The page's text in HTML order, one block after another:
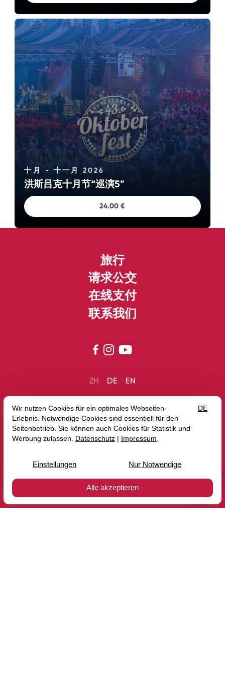
十月 - 十一月 2026
洪斯吕克十月节“巡演5”
24.00 €
旅行 价格咨询 在线支付 优惠券
旅行
请求公交
在线支付
联系我们
  
ZH DE EN
旅行社
劳岑豪森: +49 6543 5019 400
威斯巴登:+49 6122 9550 0
巴士租赁
劳岑豪森:+49 6543 5019 300
法兰克福:+49 69 1532 42670